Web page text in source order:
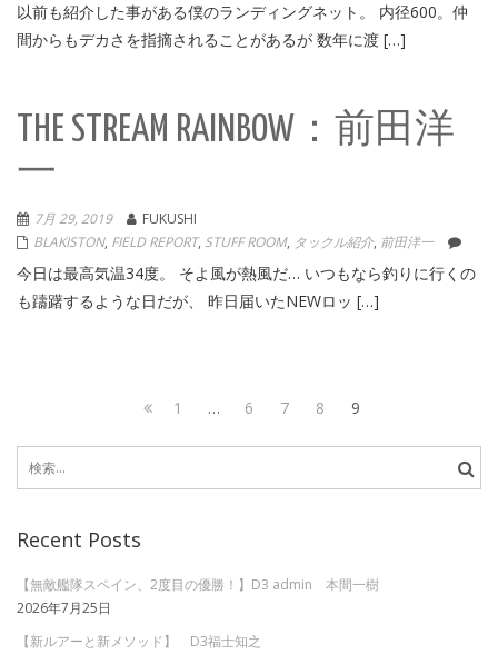
以前も紹介した事がある僕のランディングネット。 内径600。仲
間からもデカさを指摘されることがあるが 数年に渡 […]
THE STREAM RAINBOW：前田洋
一
7月 29, 2019
FUKUSHI
BLAKISTON, FIELD REPORT, STUFF ROOM, タックル紹介, 前田洋一
今日は最高気温34度。 そよ風が熱風だ… いつもなら釣りに行くの
も躊躇するような日だが、 昨日届いたNEWロッ […]
投
稿
ナ
ゲ
ー
シ
Page
1 … Page
6 Page
7 Page
8 Page
9
索:
Recent Posts
【無敵艦隊スペイン、2度目の優勝！】D3 admin 本間一樹
2026年7月25日
【新ルアーと新メソッド】 D3福士知之